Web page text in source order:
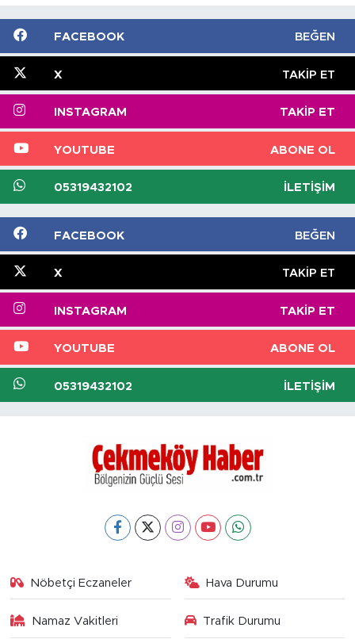
FACEBOOK BEĞEN
X TAKIP ET
INSTAGRAM TAKIP ET
YOUTUBE ABONE OL
05319432102 İLETIŞIM
FACEBOOK BEĞEN
X TAKIP ET
INSTAGRAM TAKIP ET
YOUTUBE ABONE OL
05319432102 İLETIŞIM
Nöbetçi Eczaneler Hava Durumu
Namaz Vakitleri Trafik Durumu